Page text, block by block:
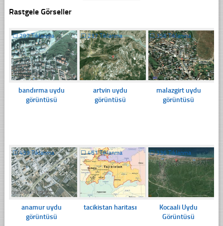
Rastgele Görseller
☐297 Tıklanma
bandırma uydu
görüntüsü
☐237 Tıklanma
artvin uydu
görüntüsü
☐356 Tıklanma
malazgirt uydu
görüntüsü
☐439 Tıklanma
anamur uydu
görüntüsü
☐461 Tıklanma
tacikistan haritası
☐336 Tıklanma
Kocaali Uydu
Görüntüsü